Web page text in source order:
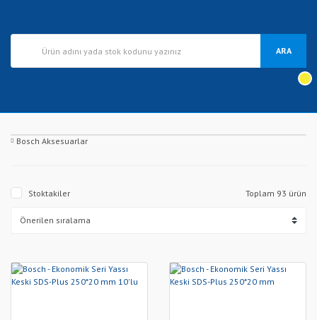
ARA
Bosch Aksesuarlar
Stoktakiler Toplam 93 ürün